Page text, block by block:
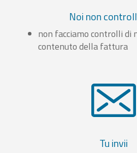
Noi non
non facciamo controlli di
contenuto della fattura
Tu invii